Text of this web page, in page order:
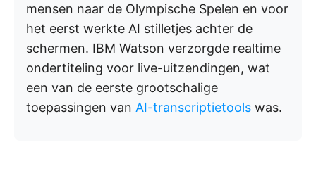
mensen naar de Olympische Spelen en voor
het eerst werkte AI stilletjes achter de
schermen. IBM Watson verzorgde realtime
ondertiteling voor live-uitzendingen, wat
een van de eerste grootschalige
toepassingen van AI-transcriptietools was.